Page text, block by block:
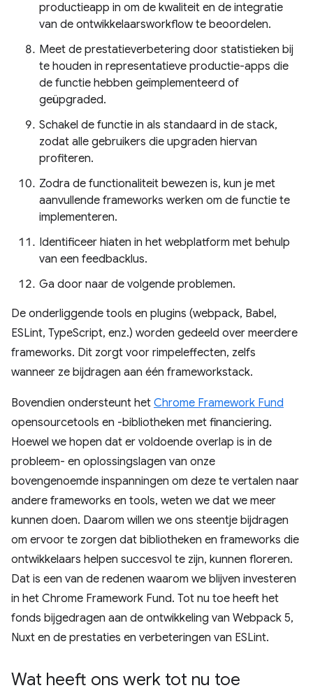
productieapp in om de kwaliteit en de integratie
van de ontwikkelaarsworkflow te beoordelen.
Meet de prestatieverbetering door statistieken bij
te houden in representatieve productie-apps die
de functie hebben geïmplementeerd of
geüpgraded.
Schakel de functie in als standaard in de stack,
zodat alle gebruikers die upgraden hiervan
profiteren.
Zodra de functionaliteit bewezen is, kun je met
aanvullende frameworks werken om de functie te
implementeren.
Identificeer hiaten in het webplatform met behulp
van een feedbacklus.
Ga door naar de volgende problemen.
De onderliggende tools en plugins (webpack, Babel,
ESLint, TypeScript, enz.) worden gedeeld over meerdere
frameworks. Dit zorgt voor rimpeleffecten, zelfs
wanneer ze bijdragen aan één frameworkstack.
Bovendien ondersteunt het Chrome Framework Fund
opensourcetools en -bibliotheken met financiering.
Hoewel we hopen dat er voldoende overlap is in de
probleem- en oplossingslagen van onze
bovengenoemde inspanningen om deze te vertalen naar
andere frameworks en tools, weten we dat we meer
kunnen doen. Daarom willen we ons steentje bijdragen
om ervoor te zorgen dat bibliotheken en frameworks die
ontwikkelaars helpen succesvol te zijn, kunnen floreren.
Dat is een van de redenen waarom we blijven investeren
in het Chrome Framework Fund. Tot nu toe heeft het
fonds bijgedragen aan de ontwikkeling van Webpack 5,
Nuxt en de prestaties en verbeteringen van ESLint.
Wat heeft ons werk tot nu toe